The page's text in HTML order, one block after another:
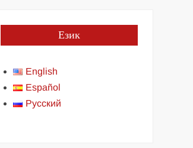
Език
English
Español
Русский